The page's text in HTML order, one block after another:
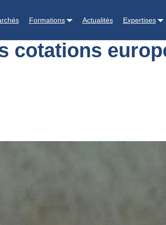
Formations Actualités Expertises
cotations